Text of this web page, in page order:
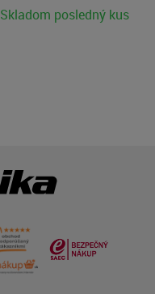
Skladom posledný kus